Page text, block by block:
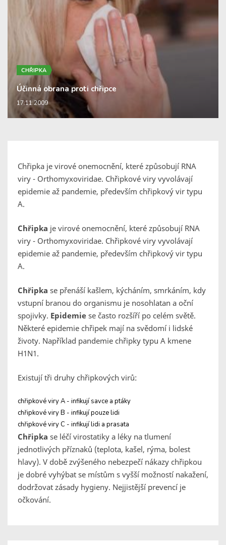
CHŘIPKA
Účinná obrana proti chřipce
17.11.2009
Chřipka je virové onemocnění, které způsobují RNA
viry - Orthomyxoviridae. Chřipkové viry vyvolávají
epidemie až pandemie, především chřipkový vir typu
A.
Chřipka je virové onemocnění, které způsobují RNA
viry - Orthomyxoviridae. Chřipkové viry vyvolávají
epidemie až pandemie, především chřipkový vir typu
A.
Chřipka se přenáší kašlem, kýcháním, smrkáním, kdy
vstupní branou do organismu je nosohlatan a oční
spojivky. Epidemie se často rozšíří po celém světě.
Některé epidemie chřipek mají na svědomí i lidské
životy. Například pandemie chřipky typu A kmene
H1N1.
Existují tři druhy chřipkových virů:
chřipkové viry A - infikují savce a ptáky
chřipkové viry B - infikují pouze lidi
chřipkové viry C - infikují lidi a prasata
Chřipka se léčí virostatiky a léky na tlumení
jednotlivých příznaků (teplota, kašel, rýma, bolest
hlavy). V době zvýšeného nebezpečí nákazy chřipkou
je dobré vyhýbat se místům s vyšší možností nakažení,
dodržovat zásady hygieny. Nejjistější prevencí je
očkování.